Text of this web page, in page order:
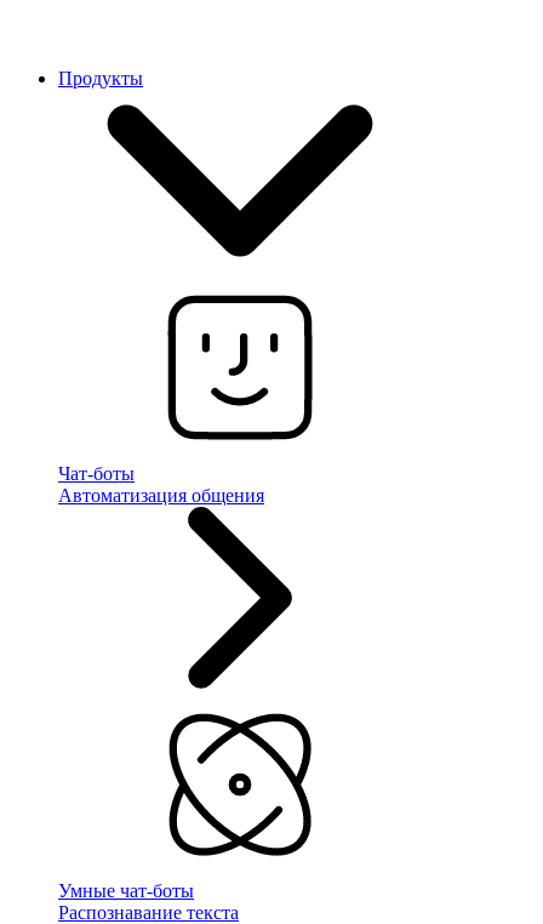
Продукты
Чат-боты
Автоматизация общения
Умные чат-боты
Распознавание текста